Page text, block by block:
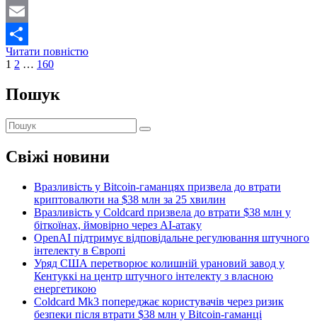
Mastodon
Email
Поділитися
Читати повністюСбербанк
до
кінця
року
Пагінація
записів
Page
1 Page
2 … Page
160Next
Пошук
Пошук
Свіжі новини
Вразливість у Bitcoin-гаманцях призвела до втрати
криптовалюти на $38 млн за 25 хвилин
Вразливість у Coldcard призвела до втрати $38 млн у
біткоїнах, ймовірно через AI-атаку
OpenAI підтримує відповідальне регулювання штучного
інтелекту в Європі
Уряд США перетворює колишній урановий завод у
Кентуккі на центр штучного інтелекту з власною
енергетикою
Coldcard Mk3 попереджає користувачів через ризик
безпеки після втрати $38 млн у Bitcoin-гаманці